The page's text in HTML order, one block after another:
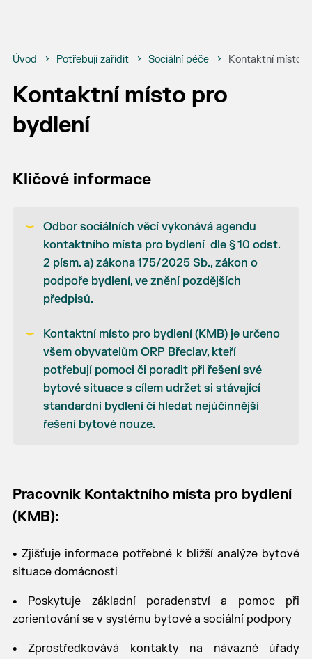
Úvod Potřebuji zařídit Sociální péče Kontaktní místo
Kontaktní místo pro
bydlení
Klíčové informace
Odbor sociálních věcí vykonává agendu
kontaktního místa pro bydlení dle § 10 odst.
2 písm. a) zákona 175/2025 Sb., zákon o
podpoře bydlení, ve znění pozdějších
předpisů.
Kontaktní místo pro bydlení (KMB) je určeno
všem obyvatelům ORP Břeclav, kteří
potřebují pomoci či poradit při řešení své
bytové situace s cílem udržet si stávající
standardní bydlení či hledat nejúčinnější
řešení bytové nouze.
Pracovník Kontaktního místa pro bydlení
(KMB):
• Zjišťuje informace potřebné k bližší analýze bytové
situace domácnosti
• Poskytuje základní poradenství a pomoc při
zorientování se v systému bytové a sociální podpory
• Zprostředkovává kontakty na návazné úřady